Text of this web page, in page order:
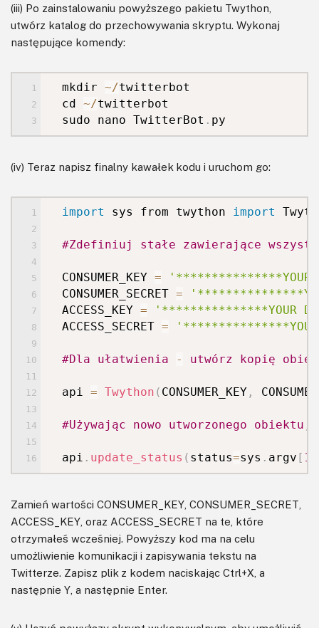
(iii) Po zainstalowaniu powyższego pakietu Twython,
utwórz katalog do przechowywania skryptu. Wykonaj
następujące komendy:
mkdir ~/twitterbot
cd ~/twitterbot
sudo nano TwitterBot . py
(iv) Teraz napisz finalny kawałek kodu i uruchom go:
import sys from twython import
#Zdefiniuj stałe zawierające
CONSUMER_KEY =
CONSUMER_SECRET =
ACCESS_KEY =
'***************YOUR
ACCESS_SECRET =
#Dla ułatwienia - utwórz kopię
api = Twython ( CONSUMER_KEY ,
#Używając nowo utworzonego obiektu
api . update_status ( status=sys . argv [ 1
Zamień wartości CONSUMER_KEY, CONSUMER_SECRET,
ACCESS_KEY, oraz ACCESS_SECRET na te, które
otrzymałeś wcześniej. Powyższy kod ma na celu
umożliwienie komunikacji i zapisywania tekstu na
Twitterze. Zapisz plik z kodem naciskając Ctrl+X, a
następnie Y, a następnie Enter.